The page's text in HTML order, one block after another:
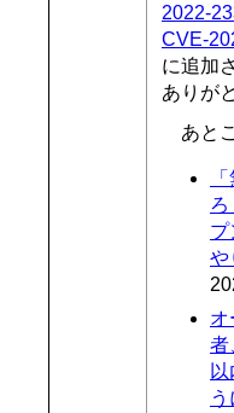
2022-
CVE-
に追加
ありが
あと
ろ
プ
や
オ
者
以